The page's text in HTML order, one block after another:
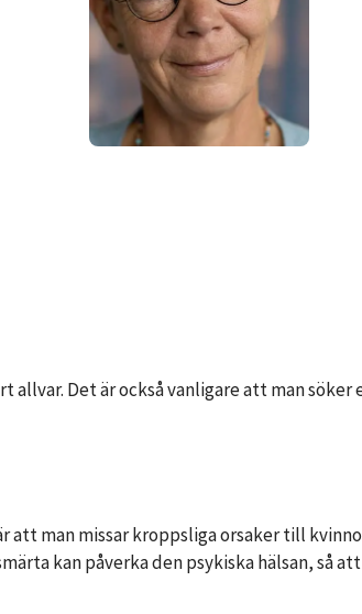
allvar. Det är också vanligare att man
att man missar kroppsliga orsaker till
kan påverka den psykiska hälsan, så